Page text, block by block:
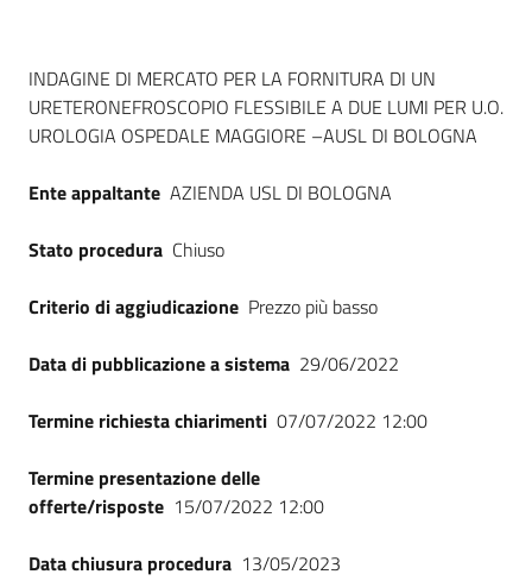
Dati del bando
INDAGINE DI MERCATO PER LA FORNITURA DI UN
URETERONEFROSCOPIO FLESSIBILE A DUE LUMI PER U.O.
UROLOGIA OSPEDALE MAGGIORE –AUSL DI BOLOGNA
Ente appaltante AZIENDA USL DI BOLOGNA
Stato procedura Chiuso
Criterio di aggiudicazione Prezzo più basso
Data di pubblicazione a sistema 29/06/2022
Termine richiesta chiarimenti 07/07/2022 12:00
Termine presentazione delle
offerte/risposte 15/07/2022 12:00
Data chiusura procedura 13/05/2023